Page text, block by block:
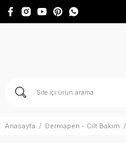
Anasayfa Dermapen - Cilt Bakım